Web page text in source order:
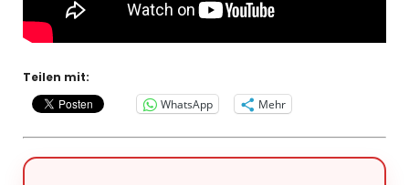
Teilen mit:
WhatsApp
Mehr